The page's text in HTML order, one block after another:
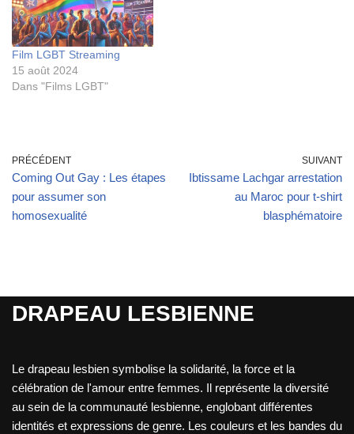
Film LGBT Streaming
15 août 2024
Dans "Films LGBT"
PRÉCÉDENT
Coming Out Gay : Les étapes
pour assumer son
homosexualité
SUIVANT
Ibtissame Lachgar arrestation
au Maroc pour t-shirt
blasphématoire
DRAPEAU LESBIENNE
Le drapeau lesbien symbolise la solidarité, la force et la
célébration de l'amour entre femmes. Il représente la diversité
au sein de la communauté lesbienne, englobant différentes
identités et expressions de genre. Les couleurs et les bandes du